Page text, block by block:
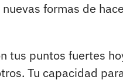
formas de
tus puntos fuertes
Tu capacidad